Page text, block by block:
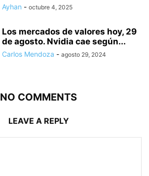
Ayhan - octubre 4, 2025
Los mercados de valores hoy, 29
de agosto. Nvidia cae según...
Carlos Mendoza - agosto 29, 2024
NO COMMENTS
LEAVE A REPLY